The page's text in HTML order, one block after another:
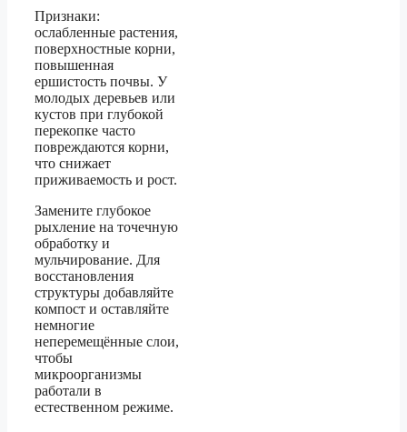
Признаки:
ослабленные растения,
поверхностные корни,
повышенная
ершистость почвы. У
молодых деревьев или
кустов при глубокой
перекопке часто
повреждаются корни,
что снижает
приживаемость и рост.
Замените глубокое
рыхление на точечную
обработку и
мульчирование. Для
восстановления
структуры добавляйте
компост и оставляйте
немногие
неперемещённые слои,
чтобы
микроорганизмы
работали в
естественном режиме.